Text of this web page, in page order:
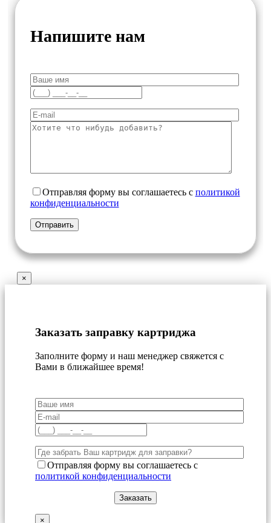
Напишите нам
Отправляя форму вы соглашаетесь с политикой
конфиденциальности
×
Заказать заправку картриджа
Заполните форму и наш менеджер свяжется с
Вами в ближайшее время!
Отправляя форму вы соглашаетесь с
политикой конфиденциальности
×